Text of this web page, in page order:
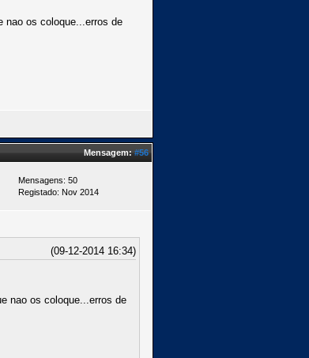
nao os coloque...erros de
Mensagem:#56
Mensagens: 50
Registado: Nov 2014
(09-12-2014 16:34)
nao os coloque...erros de